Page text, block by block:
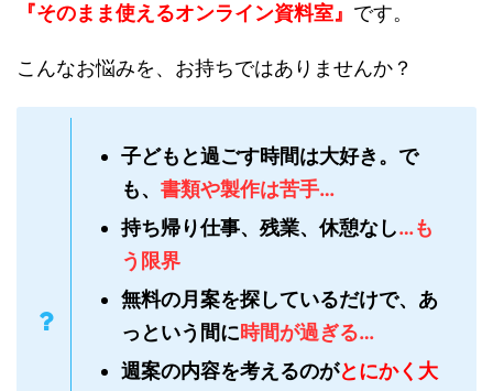
『そのまま使えるオンライン資料室』 です。
こんなお悩みを、お持ちではありませんか？
子どもと過ごす時間は大好き。で
も、 書類や製作は苦手…
持ち帰り仕事、残業、休憩なし…も
う限界
無料の月案を探しているだけで、あ
っという間に時間が過ぎる…
週案の内容を考えるのがとにかく大